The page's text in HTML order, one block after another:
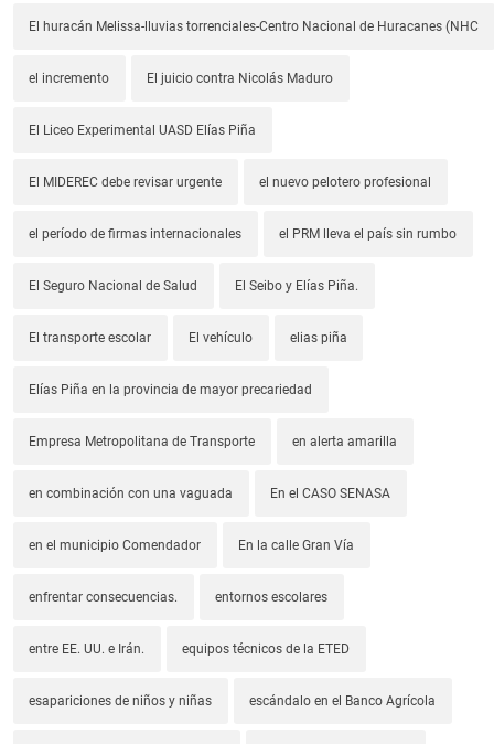
El huracán Melissa-lluvias torrenciales-Centro Nacional de Huracanes (NHC
el incremento El juicio contra Nicolás Maduro
El Liceo Experimental UASD Elías Piña
El MIDEREC debe revisar urgente el nuevo pelotero profesional
el período de firmas internacionales el PRM lleva el país sin rumbo
El Seguro Nacional de Salud El Seibo y Elías Piña.
El transporte escolar El vehículo elias piña
Elías Piña en la provincia de mayor precariedad
Empresa Metropolitana de Transporte en alerta amarilla
en combinación con una vaguada En el CASO SENASA
en el municipio Comendador En la calle Gran Vía
enfrentar consecuencias. entornos escolares
entre EE. UU. e Irán. equipos técnicos de la ETED
esapariciones de niños y niñas escándalo en el Banco Agrícola